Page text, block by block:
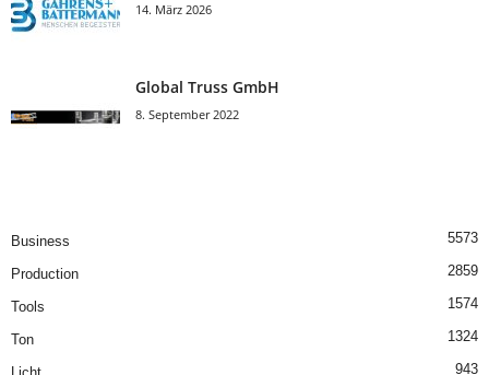
14. März 2026
Global Truss GmbH
8. September 2022
Business 5573
Production 2859
Tools 1574
Ton 1324
943